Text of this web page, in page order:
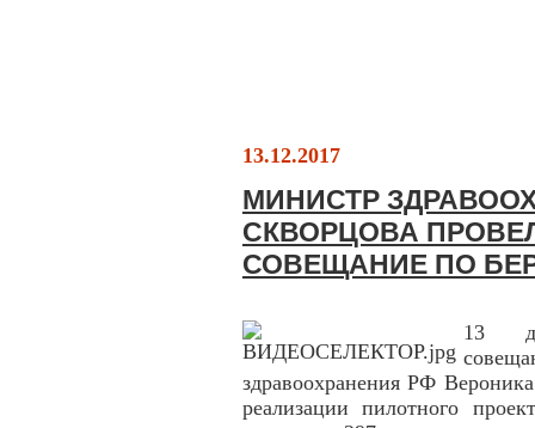
13.12.2017
МИНИСТР
СКВОРЦОВА
СОВЕЩАНИЕ ПО
13
здравоохранения РФ
реализации пилотного